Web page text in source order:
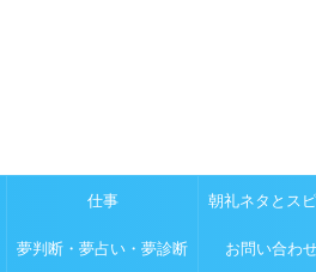
仕事 朝礼ネタとス
夢判断・夢占い・夢診断 お問い合わ